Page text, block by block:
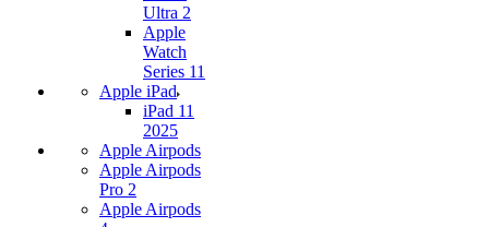
Ultra 2
Apple
Watch
Series 11
Apple iPad
iPad 11
2025
Apple Airpods
Apple Airpods
Pro 2
Apple Airpods